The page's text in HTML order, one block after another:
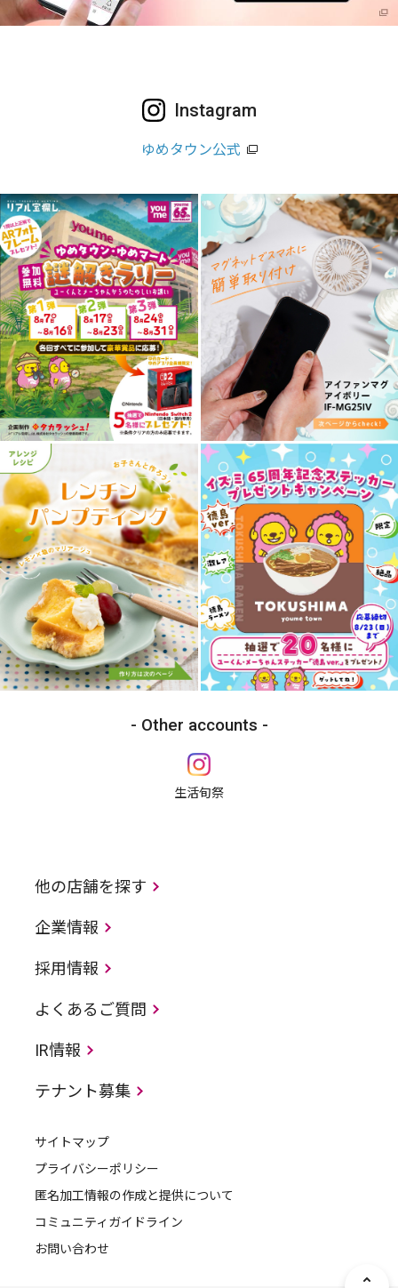
Instagram
ゆめタウン公式
Other accounts
生活旬祭
他の店舗を探す
企業情報
採用情報
よくあるご質問
IR情報
テナント募集
サイトマップ
プライバシーポリシー
匿名加工情報の作成と提供について
コミュニティガイドライン
お問い合わせ